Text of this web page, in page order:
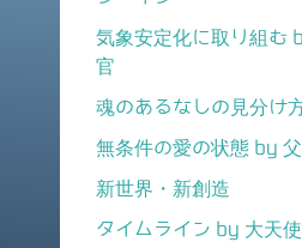
気象安定化に取り組む
官
魂のあるなしの見分け
無条件の愛の状態 by
新世界・新創造
タイムライン by 大天